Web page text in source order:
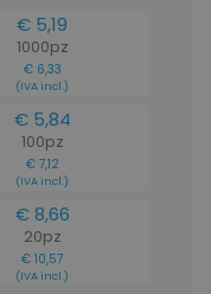
€ 5,19
1000pz
€ 6,33
(IVA incl.)
€ 5,84
100pz
€ 7,12
(IVA incl.)
€ 8,66
20pz
€ 10,57
(IVA incl.)